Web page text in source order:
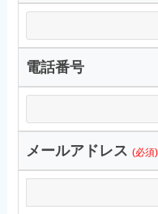
電話番号
メールアドレス (必須)